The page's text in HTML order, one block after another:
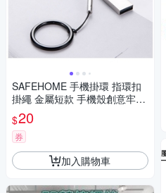
SAFEHOME 手機掛環 指環扣
掛繩 金屬短款 手機殼創意牢固
繩 12公分長 CPA027
$20
券
加入購物車